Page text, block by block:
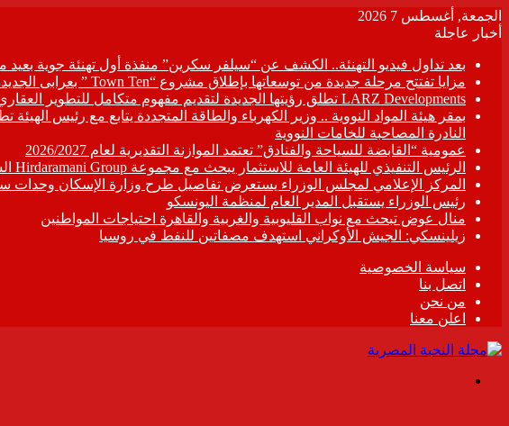
الجمعة, أغسطس 7 2026
أخبار عاجلة
بعد تداول فيديو التهنئة.. الكشف عن “سيلفر سكرين” منفذة أول تهنئة جوية
مزايا تفتتح مرحلة جديدة من توسعاتها بإطلاق مشروع “Town Ten ” بعرابى الجديدة بمدينة العبور
LARZ Developments تطلق رؤيتها الجديدة لتقديم مفهوم متكامل للتطوير العقاري في مصر
بمقر هيئة المواد النووية .. وزير الكهرباء والطاقة المتجددة يتابع مع رئيس
النادرة المصاحبة للخامات النووية
عمومية “القابضة للسياحة والفنادق” تعتمد الموازنة التقديرية لعام 2026/2027
الرئيس التنفيذي للهيئة العامة للاستثمار يبحث مع مجموعة Hirdaramani Group السريلانكية خطط التوسع في السوق المصرية
المركز الإعلامي لمجلس الوزراء يستعرض تفاصيل طرح وزارة الإسكان وحدات
رئيس الوزراء يستقبل المدير العام لمنظمة اليونسكو
منال عوض تبحث مع نواب القليوبية والغربية والقاهرة احتياجات المواطنين
زيلينسكي: الجيش الأوكراني استهدف مصفاتين للنفط في روسيا
سياسة الخصوصية
اتصل بنا
من نحن
اعلن معنا